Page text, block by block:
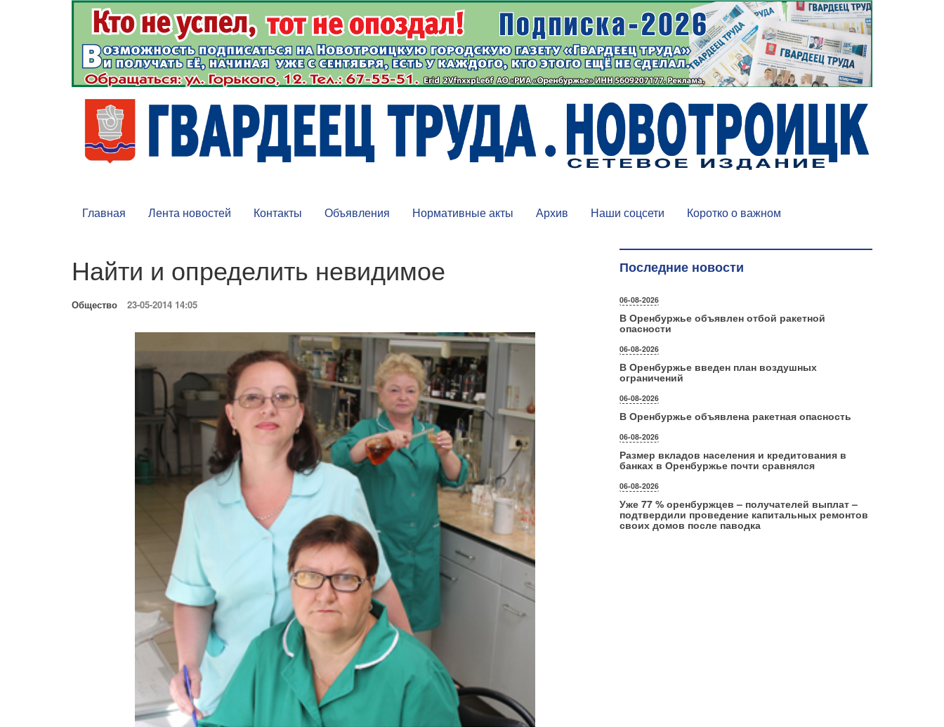
Главная Лента новостей Контакты Объявления Нормативные акты Архив Наши соцсети Коротко о важном
Найти и определить невидимое
Общество 23-05-2014 14:05
Последние новости
06-08-2026
В Оренбуржье объявлен отбой ракетной
опасности
06-08-2026
В Оренбуржье введен план воздушных
ограничений
06-08-2026
В Оренбуржье объявлена ракетная опасность
06-08-2026
Размер вкладов населения и кредитования в
банках в Оренбуржье почти сравнялся
06-08-2026
Уже 77 % оренбуржцев – получателей выплат –
подтвердили проведение капитальных ремонтов
своих домов после паводка